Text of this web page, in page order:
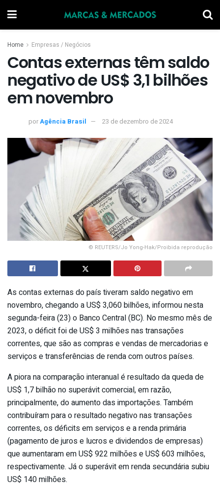
Home Empresas / Negócios
Contas externas têm saldo
negativo de US$ 3,1 bilhões
em novembro
porAgência Brasil 23 de dezembro de 2024
© REUTERS/Jo Yong-Hak/Proibida reprodução
As contas externas do país tiveram saldo negativo em
novembro, chegando a US$ 3,060 bilhões, informou nesta
segunda-feira (23) o Banco Central (BC). No mesmo mês de
2023, o déficit foi de US$ 3 milhões nas transações
correntes, que são as compras e vendas de mercadorias e
serviços e transferências de renda com outros países.
A piora na comparação interanual é resultado da queda de
US$ 1,7 bilhão no superávit comercial, em razão,
principalmente, do aumento das importações. Também
contribuíram para o resultado negativo nas transações
correntes, os déficits em serviços e a renda primária
(pagamento de juros e lucros e dividendos de empresas)
que aumentaram em US$ 922 milhões e US$ 603 milhões,
respectivamente. Já o superávit em renda secundária subiu
US$ 140 milhões.